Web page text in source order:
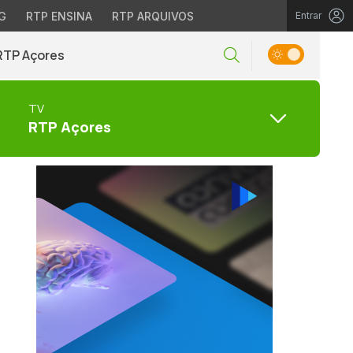
RTP ENSINA RTP ARQUIVOS Entrar
Açores
TV
RTP Açores